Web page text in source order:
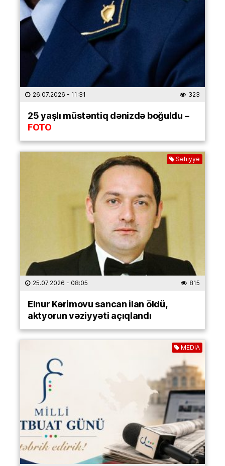
26.07.2026 - 11:31 323
25 yaşlı müstəntiq dənizdə boğuldu –
FOTO
Səhiyyə
25.07.2026 - 08:05 815
Elnur Kərimovu sancan ilan öldü,
aktyorun vəziyyəti açıqlandı
MEDİA